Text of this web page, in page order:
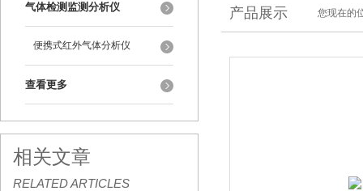
气体检测监测分析仪
便携式红外气体分析仪
查看更多
相关文章
RELATED ARTICLES
产品展示 您现在的